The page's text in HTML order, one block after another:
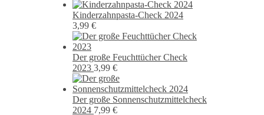
Kinderzahnpasta-Check 2024
3,99 €
Der große Feuchttücher Check
2023 3,99 €
Der große Sonnenschutzmittelcheck
2024 7,99 €